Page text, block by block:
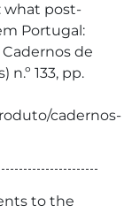
what post-
Portugal:
de
133, pp.
cadernos-
to the